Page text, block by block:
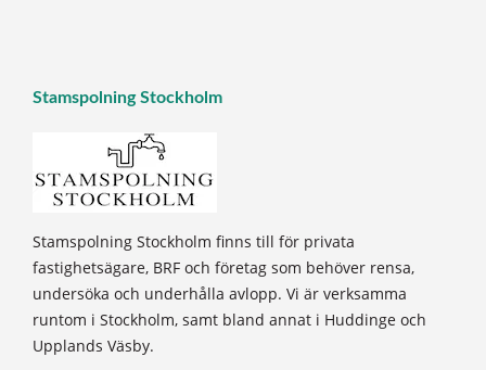
Stamspolning Stockholm
Stamspolning Stockholm finns till för privata
fastighetsägare, BRF och företag som behöver rensa,
undersöka och underhålla avlopp. Vi är verksamma
runtom i Stockholm, samt bland annat i Huddinge och
Upplands Väsby.